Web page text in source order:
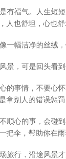
有福气。人生短
人也舒坦，心也舒
一幅洁净的丝绒，
景，可是回头看
的事情，不要心
拿别人的错误惩罚
顺心的事，会碰
把伞，帮助你在
旅行，沿途风景才